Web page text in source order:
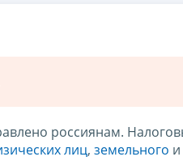
россиянам.
лиц, земельного и